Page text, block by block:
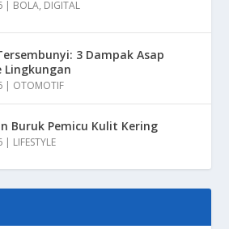
| BOLA, DIGITAL
3 Dampak Asap
Lingkungan
| OTOMOTIF
Buruk Pemicu Kulit Kering
| LIFESTYLE